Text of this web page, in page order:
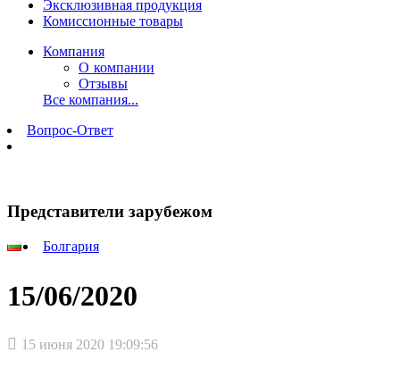
Эксклюзивная продукция
Комиссионные товары
Компания
О компании
Отзывы
Все компания...
Вопрос-Ответ
Представители зарубежом
Болгария
15/06/2020
15 июня 2020 19:09:56